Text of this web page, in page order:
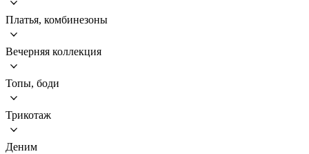
Платья, комбинезоны
Вечерняя коллекция
Топы, боди
Трикотаж
Деним